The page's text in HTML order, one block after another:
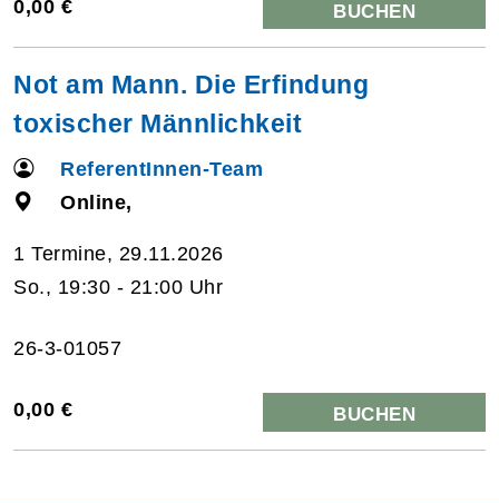
0,00 € BUCHEN
Not am Mann. Die Erfindung
toxischer Männlichkeit
ReferentInnen-Team
Online,
1 Termine, 29.11.2026
So., 19:30 - 21:00 Uhr
26-3-01057
0,00 € BUCHEN